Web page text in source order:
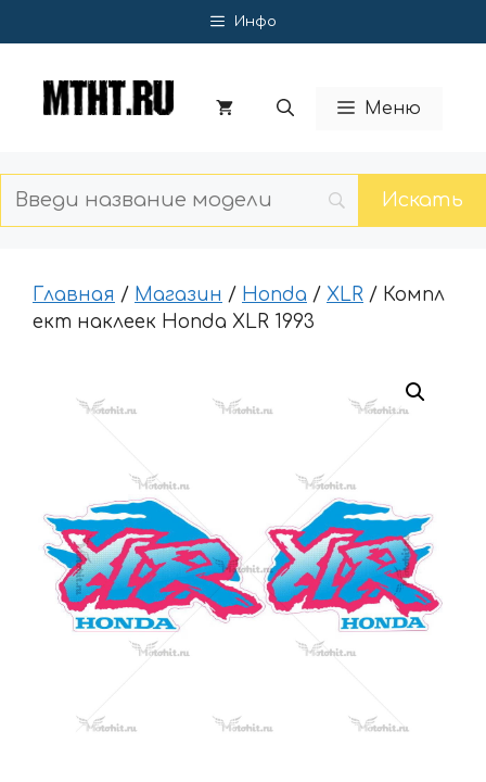
к
Инфо
Меню
Главная / Магазин / Honda / XLR / Компл
ект наклеек Honda XLR 1993